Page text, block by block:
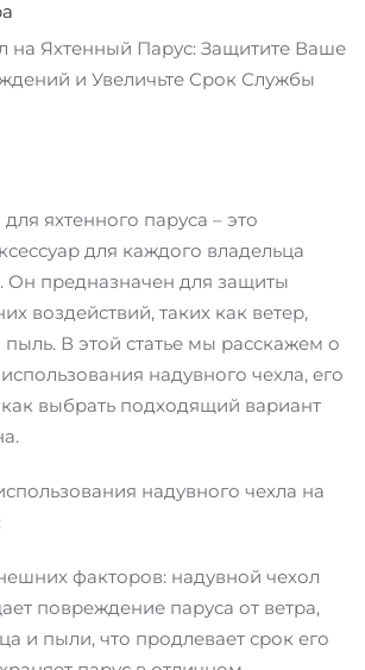
на Яхтенный Парус: Защитите Ваше
и Увеличьте Срок Службы
яхтенного паруса – это
для каждого владельца
Он предназначен для защиты
воздействий, таких как ветер,
В этой статье мы расскажем о
надувного чехла, его
выбрать подходящий вариант
надувного чехла на
факторов: надувной чехол
повреждение паруса от ветра,
и пыли, что продлевает срок его